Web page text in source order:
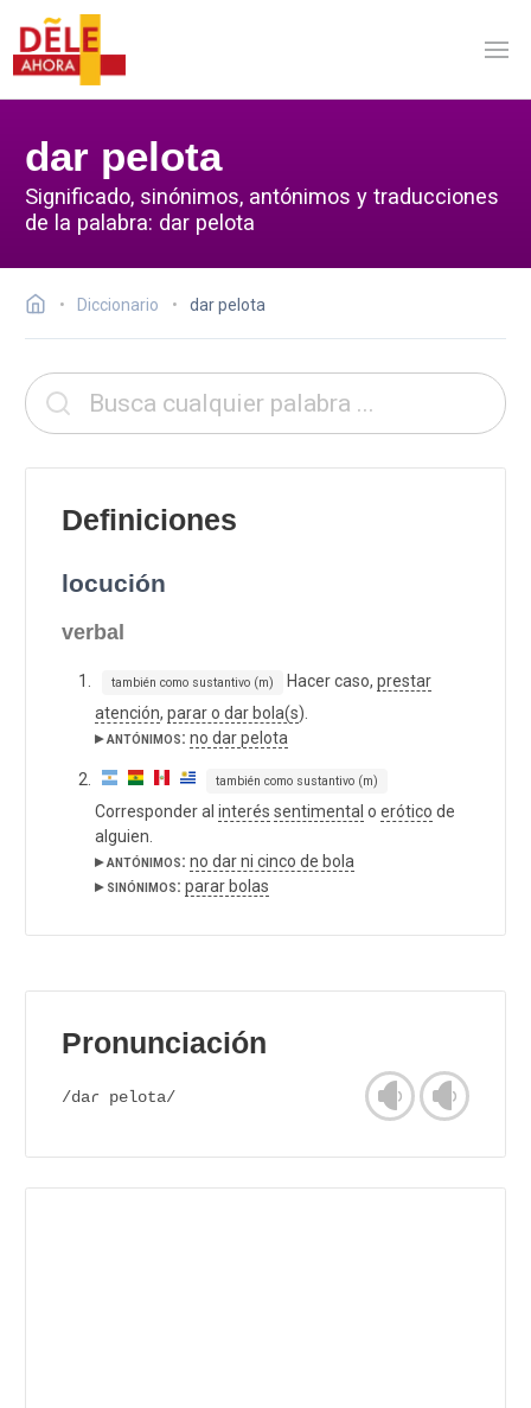
dar pelota
Significado, sinónimos, antónimos y traducciones
de la palabra: dar pelota
Diccionario dar pelota
Definiciones
locución
verbal
también como sustantivo (m) Hacer caso, prestar
atención, parar o dar bola(s).
▸ antónimos: no dar pelota
también como sustantivo (m)
Corresponder al interés sentimental o erótico de
alguien.
▸ antónimos: no dar ni cinco de bola
▸ sinónimos: parar bolas
Pronunciación
/daɾ pelota/